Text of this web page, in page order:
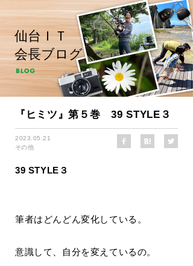
仙台ＩＴ
会長ブログ
『ヒミツ』第５巻 39 STYLE３
2023.05.21
その他
39 STYLE３
筆者はどんどん変化している。
意識して、自分を変えているの。